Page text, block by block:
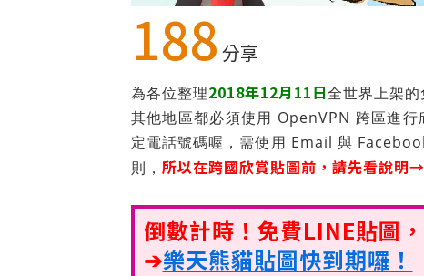
188 分享
為各位整理2018年12月11日全世界上架
其他地區都必須使用 OpenVPN 跨區進
定電話號碼喔，需使用 Email 與
則， 所以在跨國欣賞貼圖前，請先看說明→
倒數計時！免費LINE貼圖
➔樂天熊貓貼圖快到期囉！